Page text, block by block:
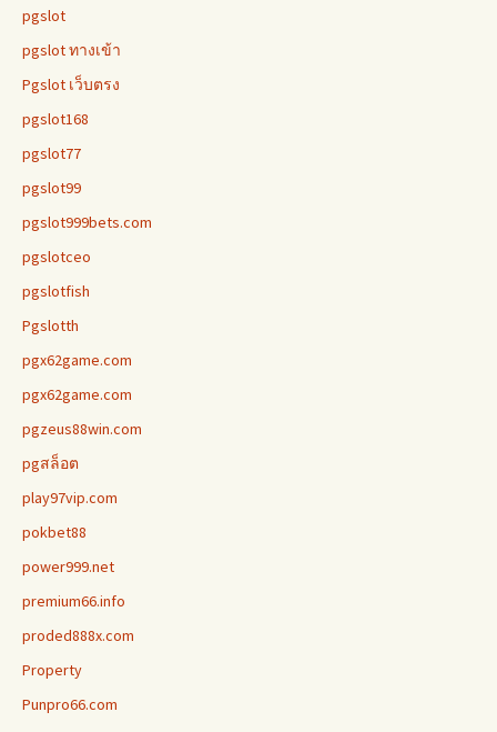
pgslot
pgslot ทางเข้า
Pgslot เว็บตรง
pgslot168
pgslot77
pgslot99
pgslot999bets.com
pgslotceo
pgslotfish
Pgslotth
pgx62game.com
pgx62game.com
pgzeus88win.com
pgสล็อต
play97vip.com
pokbet88
power999.net
premium66.info
proded888x.com
Property
Punpro66.com